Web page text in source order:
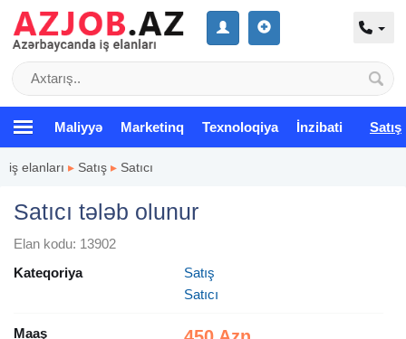
Maliyyə Marketinq Texnoloqiya İnzibati Satış
iş elanları ▸ Satış ▸ Satıcı
Satıcı tələb olunur
Elan kodu: 13902
Kateqoriya
Satış
Satıcı
Maaş